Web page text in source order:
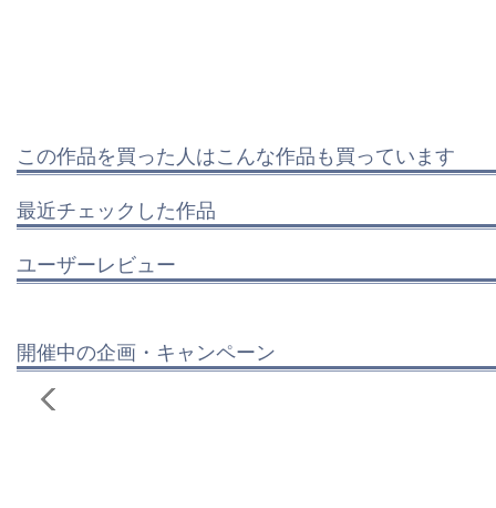
この作品を買った人はこんな作品も買っています
最近チェックした作品
ユーザーレビュー
開催中の企画・キャンペーン